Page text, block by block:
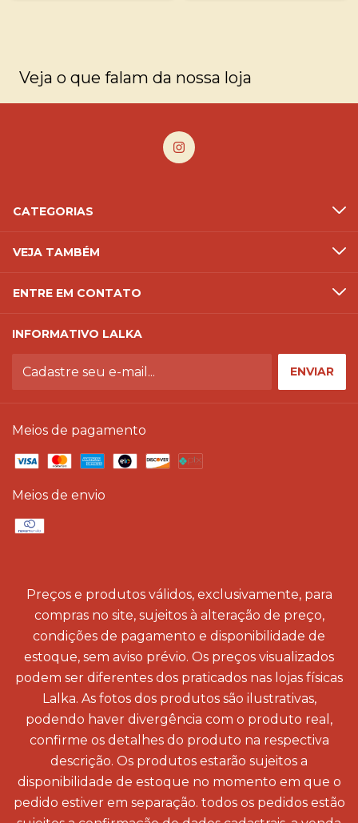
Veja o que falam da nossa loja
CATEGORIAS
VEJA TAMBÉM
ENTRE EM CONTATO
INFORMATIVO LALKA
Meios de pagamento
Meios de envio
Preços e produtos válidos, exclusivamente, para
compras no site, sujeitos à alteração de preço,
condições de pagamento e disponibilidade de
estoque, sem aviso prévio. Os preços visualizados
podem ser diferentes dos praticados nas lojas físicas
Lalka. As fotos dos produtos são ilustrativas,
podendo haver divergência com o produto real,
confirme os detalhes do produto na respectiva
descrição. Os produtos estarão sujeitos a
disponibilidade de estoque no momento em que o
pedido estiver em separação. todos os pedidos estão